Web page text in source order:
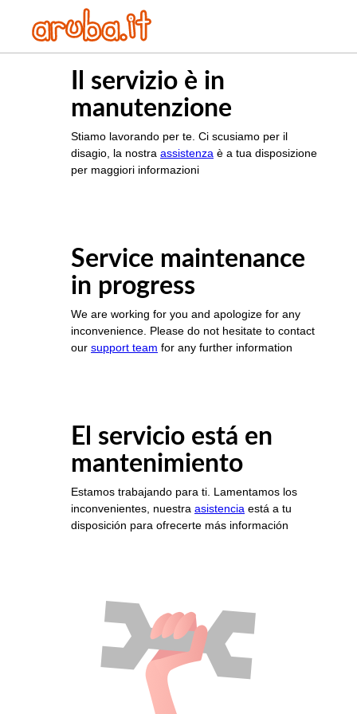
Il servizio è in
manutenzione
Stiamo lavorando per te. Ci scusiamo per il
disagio, la nostra assistenza è a tua disposizione
per maggiori informazioni
Service maintenance
in progress
We are working for you and apologize for any
inconvenience. Please do not hesitate to contact
our support team for any further information
El servicio está en
mantenimiento
Estamos trabajando para ti. Lamentamos los
inconvenientes, nuestra asistencia está a tu
disposición para ofrecerte más información